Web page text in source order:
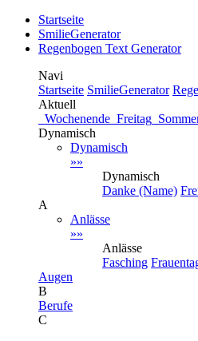
Startseite
SmilieGenerator
Regenbogen Text Generator
Navi
Startseite SmilieGenerator
Aktuell
Wochenende Freitag
Dynamisch
Dynamisch
»»
Dynamisch
Danke (Name)
A
Anlässe
»»
Anlässe
Fasching
Augen
B
Berufe
C